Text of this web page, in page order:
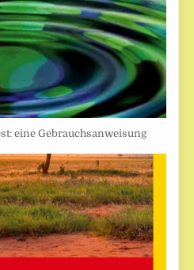
eine Gebrauchsanweisung